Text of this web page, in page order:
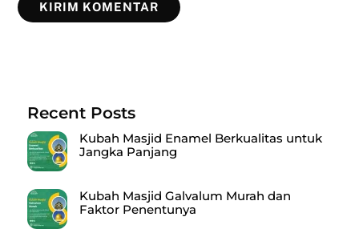
Recent Posts
Kubah Masjid Enamel Berkualitas untuk
Jangka Panjang
Kubah Masjid Galvalum Murah dan
Faktor Penentunya